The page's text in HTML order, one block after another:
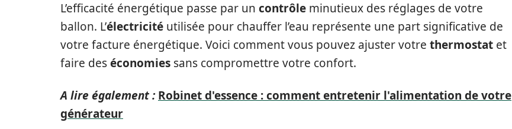
L’efficacité énergétique passe par un contrôle minutieux des réglages de votre
ballon. L’électricité utilisée pour chauffer l’eau représente une part significative de
votre facture énergétique. Voici comment vous pouvez ajuster votre thermostat et
faire deséconomies sans compromettre votre confort.
A lire également : Robinet d'essence : comment entretenir l'alimentation de votre
générateur